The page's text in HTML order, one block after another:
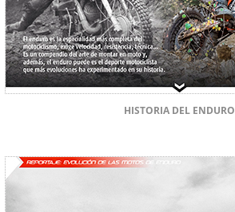
HISTORIA DEL ENDURO